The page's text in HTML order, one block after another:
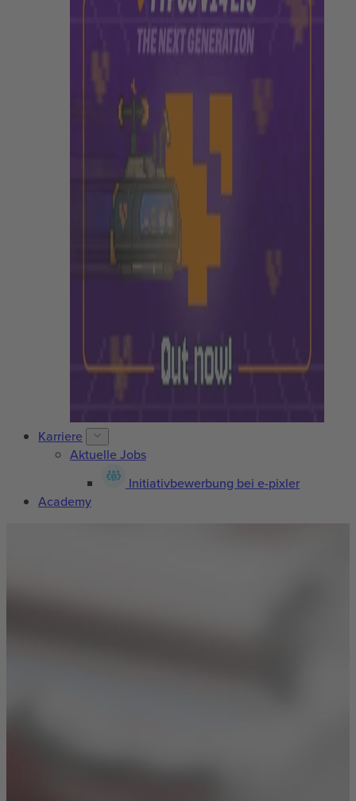
Karriere
Aktuelle Jobs
Initiativbewerbung bei e-pixler
Academy